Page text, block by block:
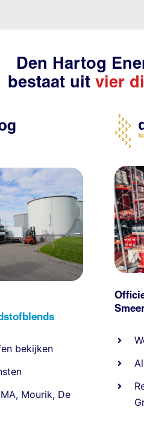
Den Hartog
bestaat uit vier
bekijken
, Mourik, De